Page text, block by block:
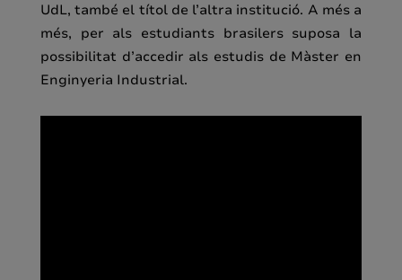
UdL, també el títol de l’altra institució. A més a
més, per als estudiants brasilers suposa la
possibilitat d’accedir als estudis de Màster en
Enginyeria Industrial.